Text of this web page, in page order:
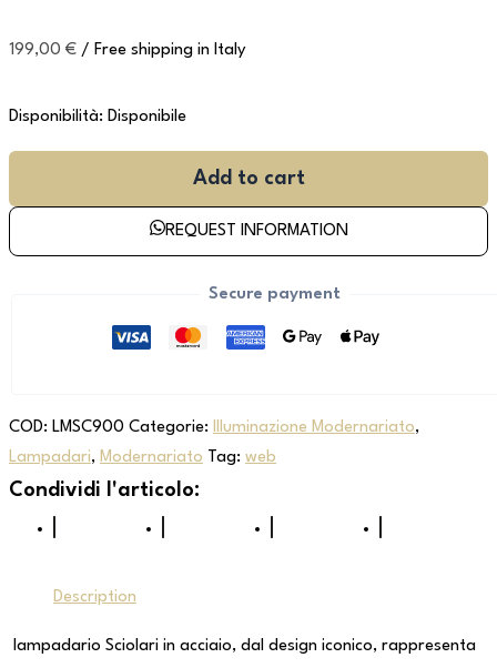
199,00 € / Free shipping in Italy
Disponibilità: Disponibile
Add to cart
REQUEST INFORMATION
Secure payment
COD: LMSC900 Categorie: Illuminazione Modernariato,
Lampadari, Modernariato Tag: web
Description
lampadario Sciolari in acciaio, dal design iconico, rappresenta